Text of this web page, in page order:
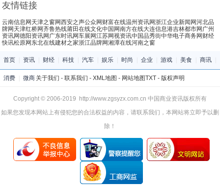
友情链接
云南信息网 天津之窗网西安之声公众网 财富在线温州资讯网浙江企业新闻网河北品
牌网 天津红桥网齐鲁热线莆田在线文化中国网南方在线大连信息港吉林都市网 广州
资讯网德阳资讯网 广东时讯网车展网江苏网视资讯中国品秀街中华电子商务网 财经
快讯松原网 东北在线建材之家浙江品牌网湘潭在线河南之窗
首页 资讯 财经 科技 汽车 娱乐 时尚 企业 游戏 美食 商讯
消费 微商 关于我们 - 联系我们 - XML地图 - 网站地图TXT- 版权声明
Copyright © 2006-2019 http://www.zgsyzx.com.cn 中国商业资讯版权所有
如果您发现本网站上有侵犯您的合法权益的内容，请联系我们，本网站将立即予以删
除！